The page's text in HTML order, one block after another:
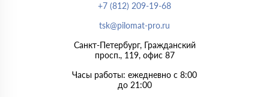
+7 (812) 209-19-68
tsk@pilomat-pro.ru
Санкт-Петербург, Гражданский
просп., 119, офис 87
Часы работы: ежедневно с 8:00
до 21:00